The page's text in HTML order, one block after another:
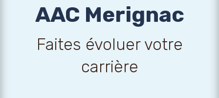
AAC Merignac
Faites évoluer votre
carrière